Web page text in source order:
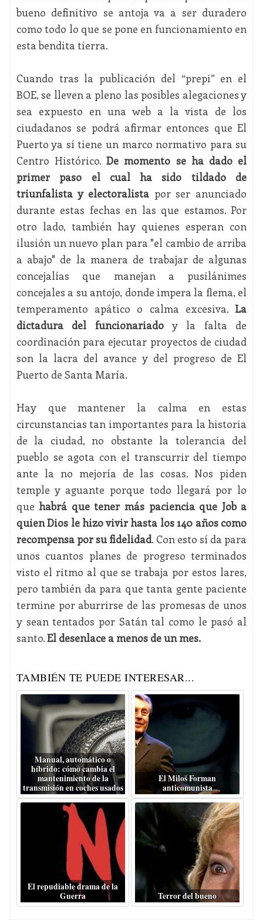
bueno definitivo se antoja va a ser duradero
como todo lo que se pone en funcionamiento en
esta bendita tierra.
Cuando tras la publicación del “prepi” en el
BOE, se lleven a pleno las posibles alegaciones y
sea expuesto en una web a la vista de los
ciudadanos se podrá afirmar entonces que El
Puerto ya sí tiene un marco normativo para su
Centro Histórico.De momento se ha dado el
primer paso el cual ha sido tildado de
triunfalista y electoralista por ser anunciado
durante estas fechas en las que estamos. Por
otro lado, también hay quienes esperan con
ilusión un nuevo plan para "el cambio de arriba
a abajo" de la manera de trabajar de algunas
concejalías que manejan a pusilánimes
concejales a su antojo, donde impera la flema, el
temperamento apático o calma excesiva. La
dictadura del funcionariadoy la falta de
coordinación para ejecutar proyectos de ciudad
son la lacra del avance y del progreso de El
Puerto de Santa María.
Hay que mantener la calma en estas
circunstancias tan importantes para la historia
de la ciudad, no obstante la tolerancia del
pueblo se agota con el transcurrir del tiempo
ante la no mejoría de las cosas. Nos piden
temple y aguante porque todo llegará por lo
que habrá que tener más paciencia que Job a
quien Dios le hizo vivir hasta los 140 años como
recompensa por su fidelidad. Con esto sí da para
unos cuantos planes de progreso terminados
visto el ritmo al que se trabaja por estos lares,
pero también da para que tanta gente paciente
termine por aburrirse de las promesas de unos
y sean tentados por Satán tal como le pasó al
santo.El desenlace a menos de un mes.
TAMBIÉN TE PUEDE INTERESAR...
Manual, automático o
híbrido: cómo cambia el
mantenimiento de la
transmisión en coches usados
El Miloš Forman
anticomunista
El repudiable drama de la
Guerra
Terror del bueno